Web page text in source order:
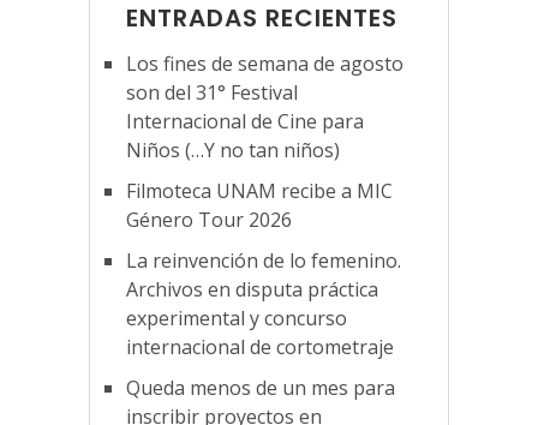
ENTRADAS RECIENTES
Los fines de semana de agosto
son del 31° Festival
Internacional de Cine para
Niños (…Y no tan niños)
Filmoteca UNAM recibe a MIC
Género Tour 2026
La reinvención de lo femenino.
Archivos en disputa práctica
experimental y concurso
internacional de cortometraje
Queda menos de un mes para
inscribir proyectos en